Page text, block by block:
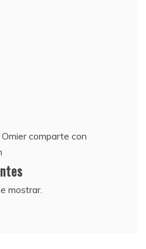
comparte con
mostrar.